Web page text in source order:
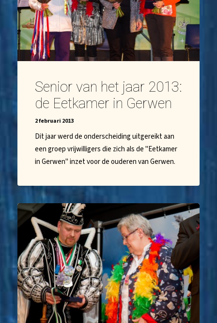
Senior van het jaar 2013:
de Eetkamer in Gerwen
2 februari 2013
Dit jaar werd de onderscheiding uitgereikt aan
een groep vrijwilligers die zich als de "Eetkamer
in Gerwen" inzet voor de ouderen van Gerwen.